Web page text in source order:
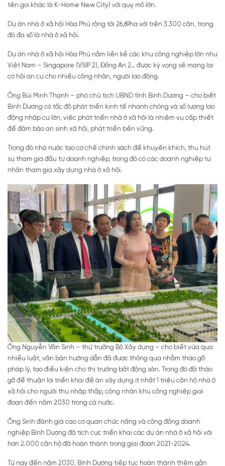
tên gọi khác là K-Home New City) với quy mô lớn.
Dự án nhà ở xã hội Hòa Phú rộng tới 26,69ha với trên 3.300 căn, trong
đó đa số là nhà ở xã hội.
Dự án nhà ở xã hội Hòa Phú nằm liền kề các khu công nghiệp lớn như
Việt Nam – Singapore (VSIP 2), Đồng An 2… được kỳ vọng sẽ mang lại
cơ hội an cư cho nhiều công nhân, người lao động.
Ông Bùi Minh Thạnh – phó chủ tịch UBND tỉnh Bình Dương – cho biết
Bình Dương có tốc độ phát triển kinh tế nhanh chóng và số lượng lao
động nhập cư lớn, việc phát triển nhà ở xã hội là nhiệm vụ cấp thiết
để đảm bảo an sinh xã hội, phát triển bền vững.
Trong đó nhà nước tạo cơ chế chính sách để khuyến khích, thu hút
sự tham gia đầu tư doanh nghiệp, trong đó có các doanh nghiệp tư
nhân tham gia xây dựng nhà ở xã hội.
Ông Nguyễn Văn Sinh – thứ trưởng Bộ Xây dựng – cho biết vừa qua
nhiều luật, văn bản hướng dẫn đã được thông qua nhằm tháo gỡ
pháp lý, tạo điều kiện cho thị trường bất động sản. Trong đó đã tháo
gỡ để thuận lợi triển khai đề án xây dựng ít nhất 1 triệu căn hộ nhà ở
xã hội cho người thu nhập thấp, công nhân khu công nghiệp giai
đoạn đến năm 2030 trong cả nước.
Ông Sinh đánh giá cao cơ quan chức năng và cộng đồng doanh
nghiệp Bình Dương đã tích cực triển khai các dự án nhà ở xã hội với
hơn 2.000 căn hộ đã hoàn thành trong giai đoạn 2021-2024.
Từ nay đến năm 2030, Bình Dương tiếp tục hoàn thành thêm gần